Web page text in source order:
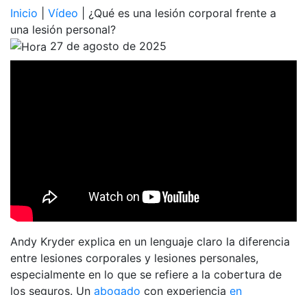
Inicio Vídeo
¿Qué es una lesión corporal frente a
una lesión personal?
27 de agosto de 2025
Andy Kryder explica en un lenguaje claro la diferencia
entre lesiones corporales y lesiones personales,
especialmente en lo que se refiere a la cobertura de
los seguros. Un abogado con experiencia en